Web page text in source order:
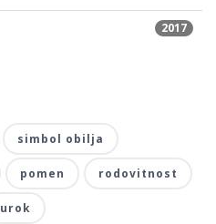
2017
simbol obilja
pomen rodovitnost
urok